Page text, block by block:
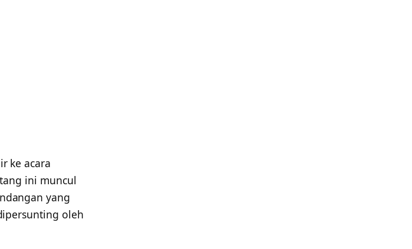
ke acara
ini muncul
yang
oleh